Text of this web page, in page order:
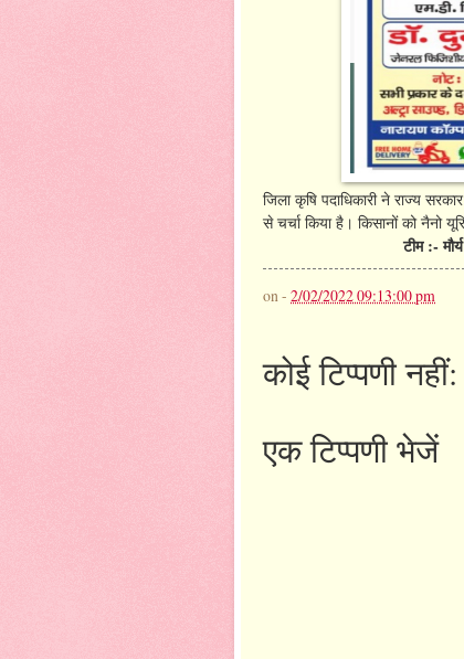
जिला कृषि पदाधिकारी ने राज्य
से चर्चा किया है। किसानों को नैनो
टीम :-
on - 2/02/2022 09:13:00 pm
कोई टिप्पणी नहीं:
एक टिप्पणी भेजें